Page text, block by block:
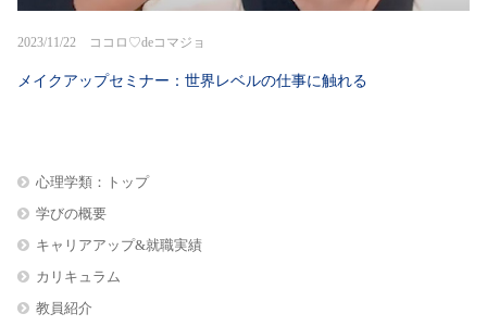
2023/11/22 ココロ♡deコマジョ
メイクアップセミナー：世界レベルの仕事に触れる
心理学類：トップ
学びの概要
キャリアアップ&就職実績
カリキュラム
教員紹介